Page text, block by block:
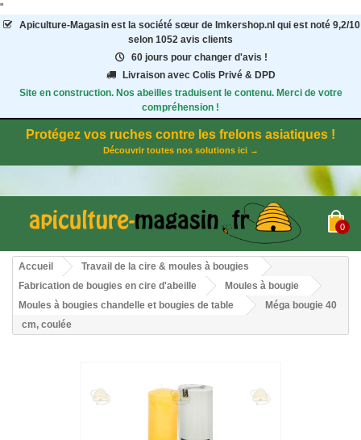
"
Apiculture-Magasinest la société sœur de Imkershop.nl qui est noté 9,2/10
selon 1052 avis clients
60 jours pour changer d'avis !
Livraison avec Colis Privé & DPD
Site en construction. Nos abeilles traduisent le contenu. Merci de votre
compréhension !
Protégez vos ruches contre les frelons asiatiques !
Découvrir toutes nos solutions ici →
0
Accueil
Travail de la cire & moules à bougies
Fabrication de bougies en cire d'abeille
Moules à bougie
Moules à bougies chandelle et bougies de table
Méga bougie 40
cm, coulée